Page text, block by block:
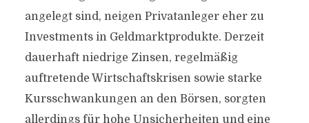
angelegt sind, neigen Privatanleger eher zu
Investments in Geldmarktprodukte. Derzeit
dauerhaft niedrige Zinsen, regelmäßig
auftretende Wirtschaftskrisen sowie starke
Kursschwankungen an den Börsen, sorgten
allerdings für hohe Unsicherheiten und eine